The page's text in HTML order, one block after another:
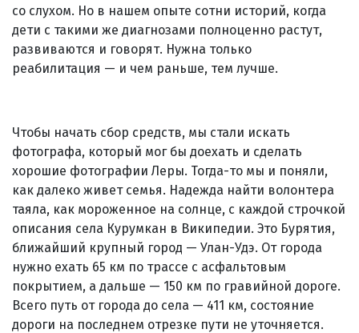
со слухом. Но в нашем опыте сотни историй, когда
дети с такими же диагнозами полноценно растут,
развиваются и говорят. Нужна только
реабилитация — и чем раньше, тем лучше.
Чтобы начать сбор средств, мы стали искать
фотографа, который мог бы доехать и сделать
хорошие фотографии Леры. Тогда-то мы и поняли,
как далеко живет семья. Надежда найти волонтера
таяла, как мороженное на солнце, с каждой строчкой
описания села Курумкан в Википедии. Это Бурятия,
ближайший крупный город — Улан-Удэ. От города
нужно ехать 65 км по трассе с асфальтовым
покрытием, а дальше — 150 км по гравийной дороге.
Всего путь от города до села — 411 км, состояние
дороги на последнем отрезке пути не уточняется.